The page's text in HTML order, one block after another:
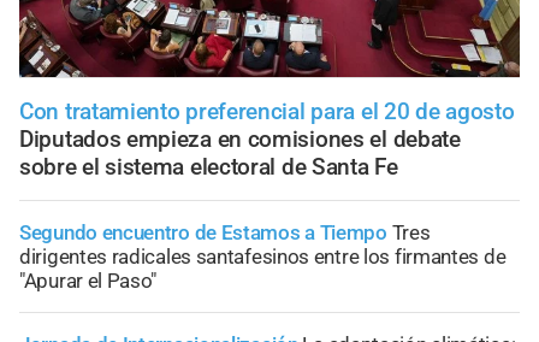
Con tratamiento preferencial para el 20 de agosto
Diputados empieza en comisiones el debate
sobre el sistema electoral de Santa Fe
Segundo encuentro de Estamos a Tiempo Tres
dirigentes radicales santafesinos entre los firmantes de
"Apurar el Paso"